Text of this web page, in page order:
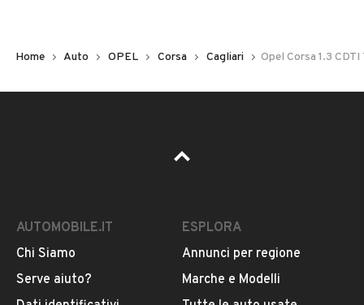
Pubblicità
Home Auto OPEL Corsa Cagliari Opel Corsa 1.3
AUTOMOBILE.IT
Chi Siamo
Serve aiuto?
ESPLORA
Annunci per regione
Marche e Modelli